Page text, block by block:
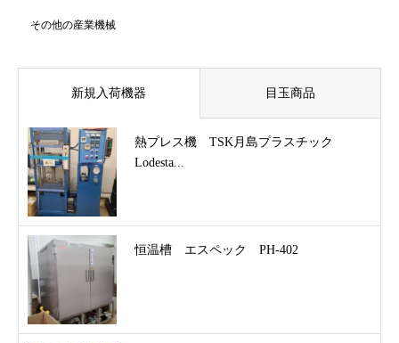
その他の産業機械
新規入荷機器 目玉商品
熱プレス機 TSK月島プラスチック
Lodesta...
恒温槽 エスペック PH-402